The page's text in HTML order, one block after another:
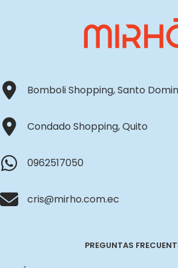
Bomboli Shopping, Santo
Condado Shopping, Quito
0962517050
cris@mirho.com.ec
PREGUNTAS